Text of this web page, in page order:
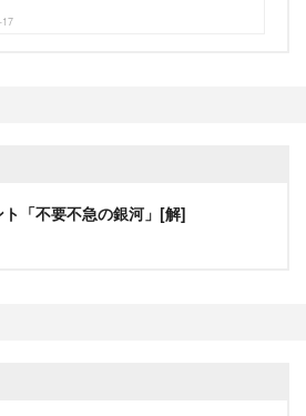
ト「不要不急の銀河」[解]